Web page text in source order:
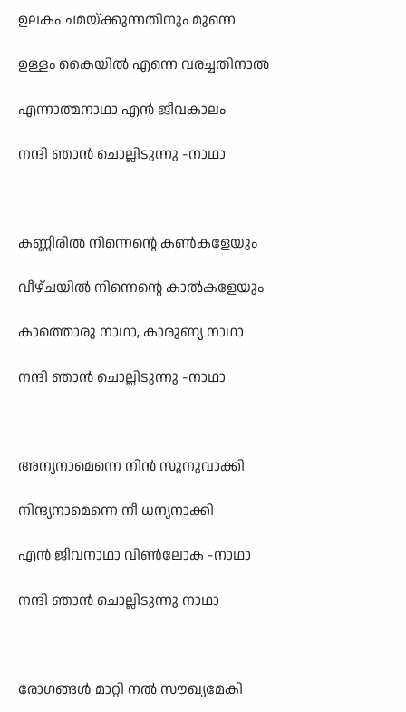
ഉലകം ചമയ്ക്കുന്നതിനും മുന്നെ
ഉള്ളം കൈയിൽ എന്നെ വരച്ചതിനാൽ
എന്നാത്മനാഥാ എൻ ജീവകാലം
നന്ദി ഞാൻ ചൊല്ലിടുന്നു -നാഥാ
കണ്ണീരിൽ നിന്നെന്റെ കൺകളേയും
വീഴ്ചയിൽ നിന്നെന്റെ കാൽകളേയും
കാത്തൊരു നാഥാ, കാരുണ്യ നാഥാ
നന്ദി ഞാൻ ചൊല്ലിടുന്നു -നാഥാ
അന്യനാമെന്നെ നിൻ സൂനുവാക്കി
നിന്ദ്യനാമെന്നെ നീ ധന്യനാക്കി
എൻ ജീവനാഥാ വിൺലോക -നാഥാ
നന്ദി ഞാൻ ചൊല്ലിടുന്നു നാഥാ
രോഗങ്ങൾ മാറ്റി നൽ സൗഖ്യമേകി